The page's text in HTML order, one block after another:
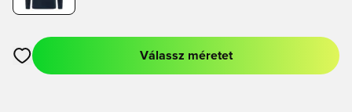
Megnyit egy modált a bejelentkezéshez vagy a tagként való
Válassz méretet